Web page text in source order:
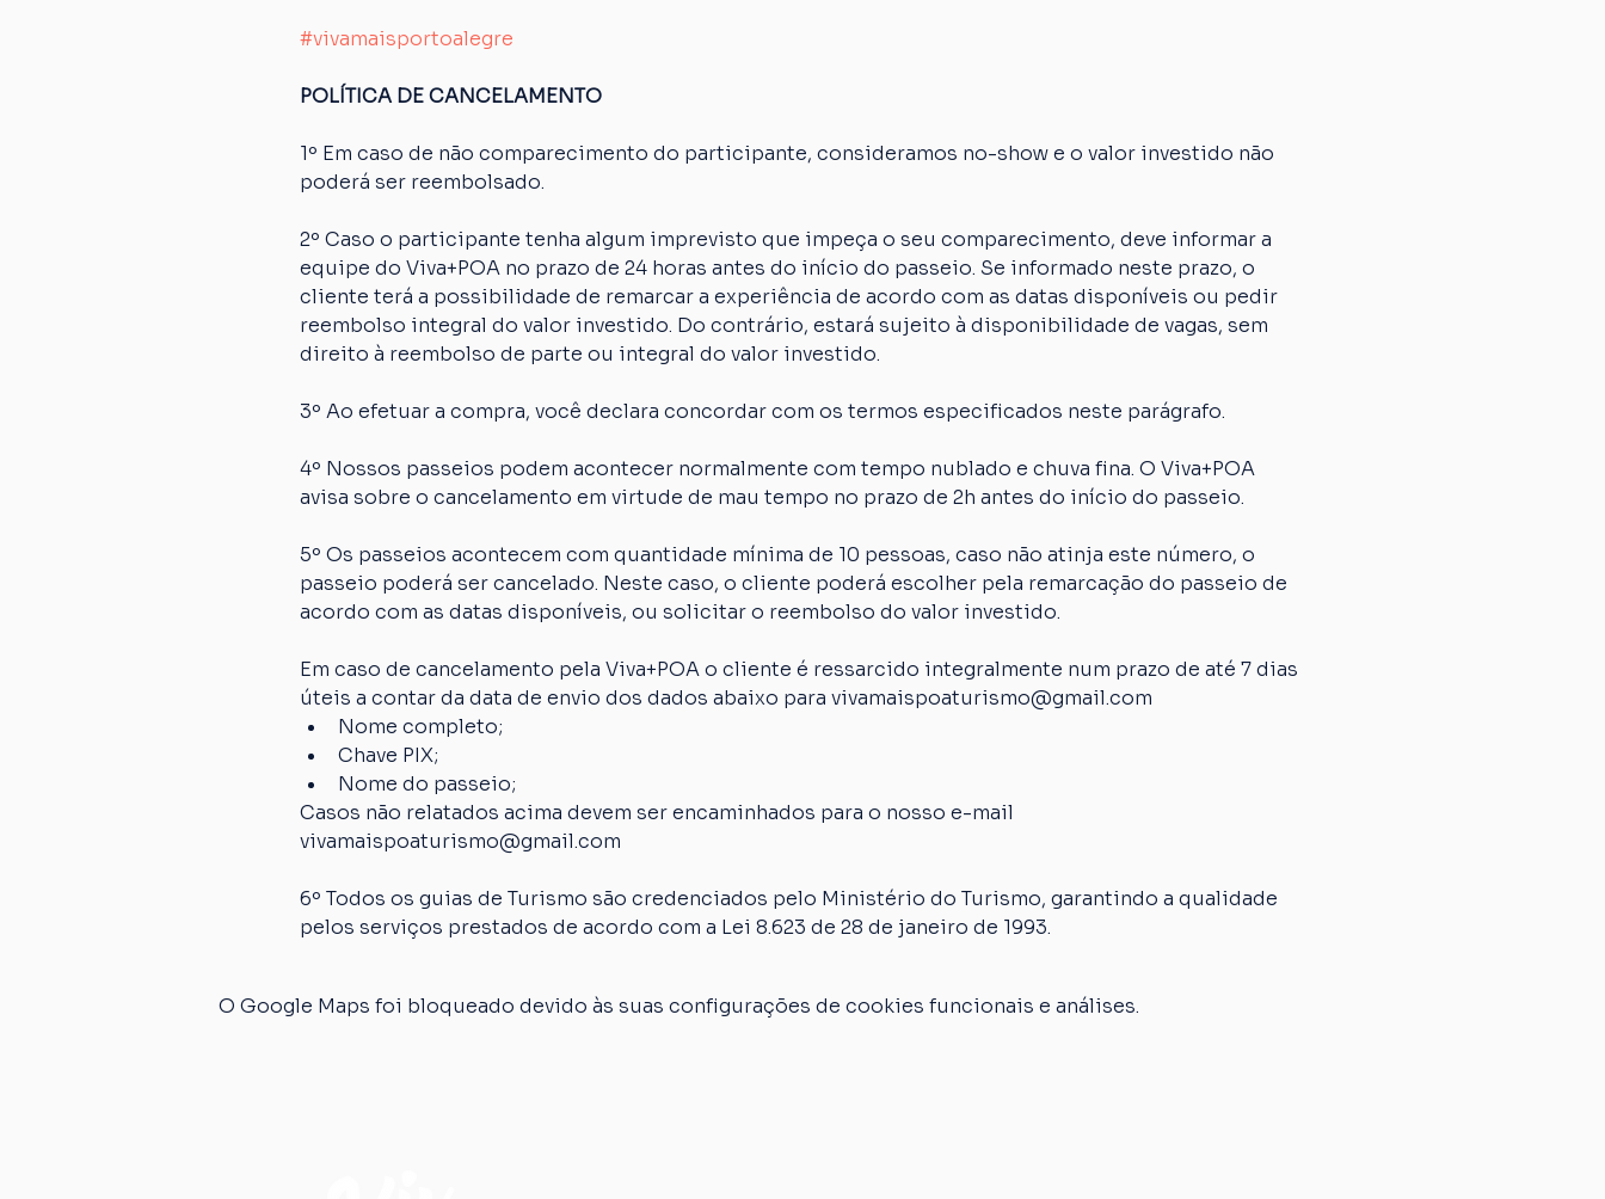
#vivamaisportoalegre
POLÍTICA DE CANCELAMENTO
1º Em caso de não comparecimento do participante, consideramos no-show e o valor investido não
poderá ser reembolsado.
2º Caso o participante tenha algum imprevisto que impeça o seu comparecimento, deve informar a
equipe do Viva+POA no prazo de 24 horas antes do início do passeio. Se informado neste prazo, o
cliente terá a possibilidade de remarcar a experiência de acordo com as datas disponíveis ou pedir
reembolso integral do valor investido. Do contrário, estará sujeito à disponibilidade de vagas, sem
direito à reembolso de parte ou integral do valor investido.
3º Ao efetuar a compra, você declara concordar com os termos especificados neste parágrafo.
4º Nossos passeios podem acontecer normalmente com tempo nublado e chuva fina. O Viva+POA
avisa sobre o cancelamento em virtude de mau tempo no prazo de 2h antes do início do passeio.
5º Os passeios acontecem com quantidade mínima de 10 pessoas, caso não atinja este número, o
passeio poderá ser cancelado. Neste caso, o cliente poderá escolher pela remarcação do passeio de
acordo com as datas disponíveis, ou solicitar o reembolso do valor investido.
Em caso de cancelamento pela Viva+POA o cliente é ressarcido integralmente num prazo de até 7 dias
úteis a contar da data de envio dos dados abaixo para vivamaispoaturismo@gmail.com
Nome completo;
Chave PIX;
Nome do passeio;
Casos não relatados acima devem ser encaminhados para o nosso e-mail
vivamaispoaturismo@gmail.com
6º Todos os guias de Turismo são credenciados pelo Ministério do Turismo, garantindo a qualidade
pelos serviços prestados de acordo com a Lei 8.623 de 28 de janeiro de 1993.
O Google Maps foi bloqueado devido às suas configurações de cookies funcionais e análises.